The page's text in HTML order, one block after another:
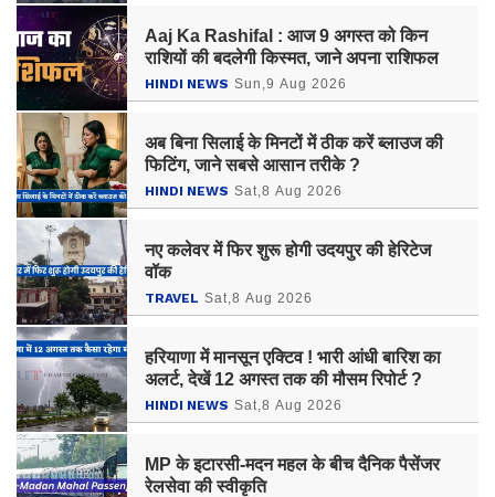
Aaj Ka Rashifal : आज 9 अगस्त को किन
राशियों की बदलेगी किस्मत, जाने अपना राशिफल
HINDI NEWS Sun,9 Aug 2026
अब बिना सिलाई के मिनटों में ठीक करें ब्लाउज की
फिटिंग, जाने सबसे आसान तरीके ?
HINDI NEWS Sat,8 Aug 2026
नए कलेवर में फिर शुरू होगी उदयपुर की हेरिटेज
वॉक
TRAVEL Sat,8 Aug 2026
हरियाणा में मानसून एक्टिव ! भारी आंधी बारिश का
अलर्ट, देखें 12 अगस्त तक की मौसम रिपोर्ट ?
HINDI NEWS Sat,8 Aug 2026
MP के इटारसी-मदन महल के बीच दैनिक पैसेंजर
रेलसेवा की स्वीकृति